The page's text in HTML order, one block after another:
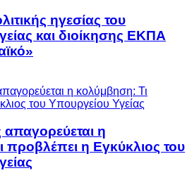
ηγεσίας του
και διοίκησης ΕΚΠΑ
απαγορεύεται η
προβλέπει η Εγκύκλιος του